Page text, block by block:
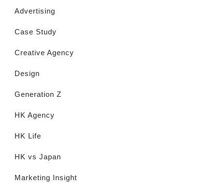
Advertising
Case Study
Creative Agency
Design
Generation Z
HK Agency
HK Life
HK vs Japan
Marketing Insight